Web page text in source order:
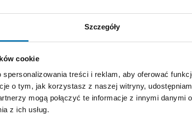
Szczegóły
cookie
treści i reklam, aby oferować
o tym, jak korzystasz z naszej witryny,
mogą połączyć te informacje z innymi danymi
z ich usług.
doceniana
przez dziesiątki
w Polsce i na świecie, a
Hobby Center ma
Google Maps.
Modele dla
licencjach
Tworzymy oficjalnie
modele we współpracy z